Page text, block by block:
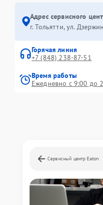
Адрес сервисного
г. Тольятти, ул.
Горячая линия
+7 (848) 238-87-51
Время работы
Ежедневно с 9:00 до
Сервисный центр Eaton